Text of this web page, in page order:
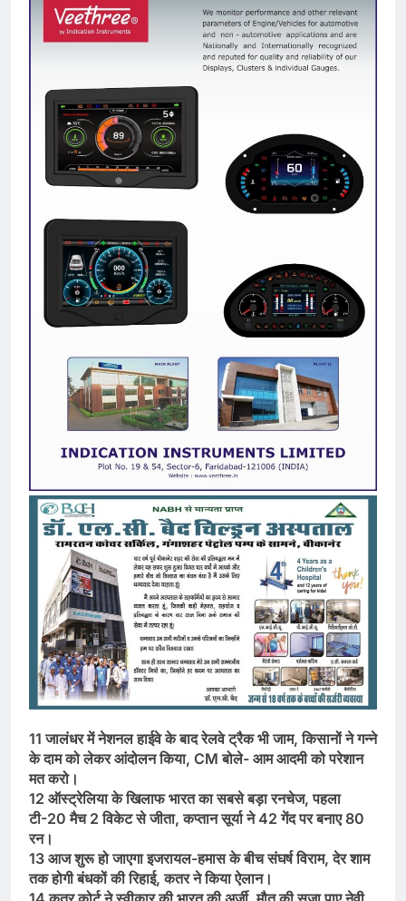
11 जालंधर में नेशनल हाईवे के बाद रेलवे ट्रैक भी जाम, किसानों ने गन्ने
के दाम को लेकर आंदोलन किया, CM बोले- आम आदमी को परेशान
मत करो।
12 ऑस्ट्रेलिया के खिलाफ भारत का सबसे बड़ा रनचेज, पहला
टी-20 मैच 2 विकेट से जीता, कप्तान सूर्या ने 42 गेंद पर बनाए 80
रन।
13 आज शुरू हो जाएगा इजरायल-हमास के बीच संघर्ष विराम, देर शाम
तक होगी बंधकों की रिहाई, कतर ने किया ऐलान।